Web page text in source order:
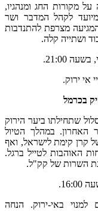
מקורות החג ומנהגיו,
לקהל המדבר ושר
מצרפת להתנדבות
ושתייה קלה.
בכרמל
שתחילתו ביער הירוק
האחרון. במהלך הטיול
קרן קימת לישראל, ואף
האוהבות לטייל ברגל.
השרות של קק"ל.
למשתתף, 20 שקלים למנוי באי-ירוק. הנחה